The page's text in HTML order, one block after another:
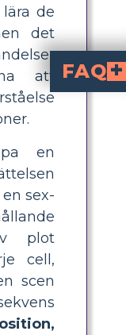
de
det
att
en
sex-
plot
cell,
scen
FAQ